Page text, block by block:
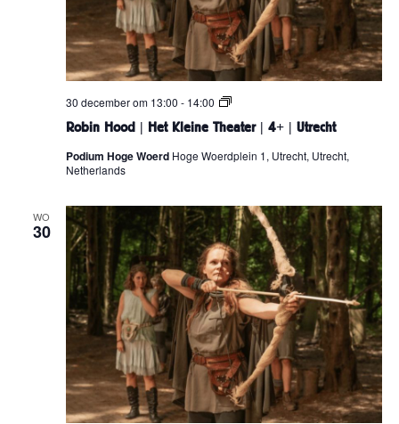
e
n
|
J
a
s
k
i
e
n
G
r
n
t
e
m
a
n
|
4
+
Robin Hood | Het Kleine Theater | 4+ | Utrecht
30 december om 13:00 - 14:00
R
b
n
d
|
H
e
t
K
l
e
i
n
e
T
h
e
a
Podium Hoge Woerd Hoge Woerdplein 1, Utrecht, Utrecht,
Netherlands
WO
30